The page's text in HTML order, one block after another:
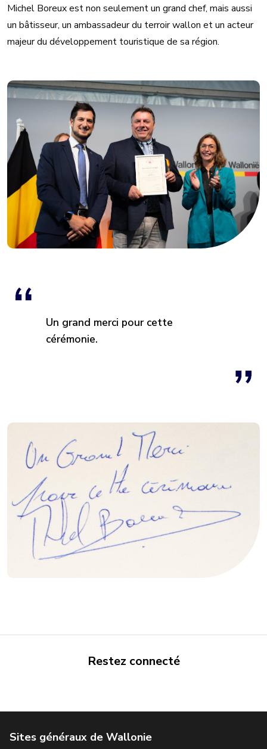
Michel Boreux est non seulement un grand chef, mais aussi
un bâtisseur, un ambassadeur du terroir wallon et un acteur
majeur du développement touristique de sa région.
Un grand merci pour cette
cérémonie.
Restez connecté